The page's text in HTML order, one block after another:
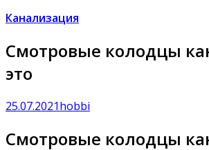
Канализация
Смотровые колодцы
это
25.07.2021hobbi
Смотровые колодцы